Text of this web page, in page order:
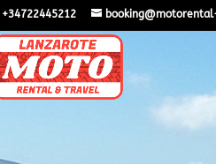
+34722445212